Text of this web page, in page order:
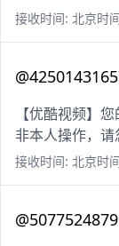
接收时间: 北京时
【优酷视频】
非本人操作，请
接收时间: 北京时